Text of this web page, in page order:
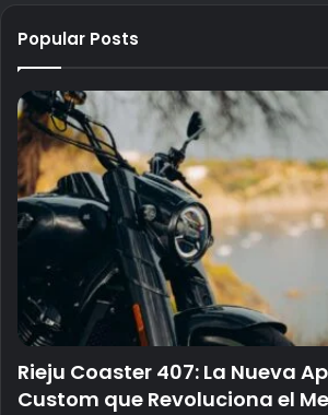
Popular Posts
Rieju Coaster 407: La Nueva
Custom que Revoluciona el